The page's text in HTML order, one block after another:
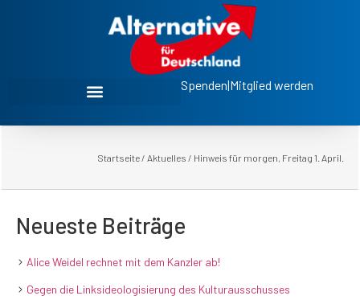
Spenden|Mitglied werden
Startseite / Aktuelles / Hinweis für morgen, Freitag 1. April.
Neueste Beiträge
Alice Weidel rechnet mit dem Kanzler ab!
Gegen die Linksideologisierung des Kulturausschusses